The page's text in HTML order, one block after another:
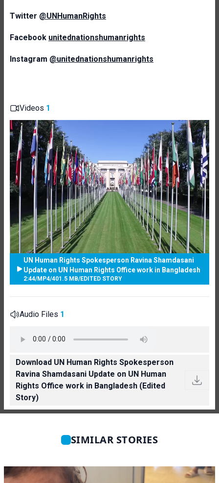
Twitter @UNHumanRights
Facebook unitednationshumanrights
Instagram @unitednationshumanrights
Videos 1
UN Human Rights Spokesperson Ravina Shamdasani
Update on UN Human Rights Office work in Bangladesh
2:44/MP4/401.5 MB/EDITED STORY
Audio Files 1
Download UN Human Rights Spokesperson
Ravina Shamdasani Update on UN Human
Rights Office work in Bangladesh (Edited
Story)
SIMILAR STORIES